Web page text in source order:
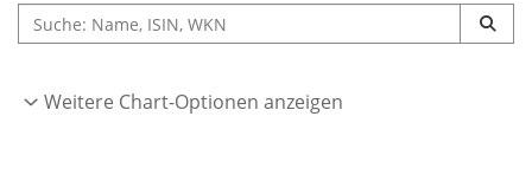
Weitere Chart-Optionen anzeigen